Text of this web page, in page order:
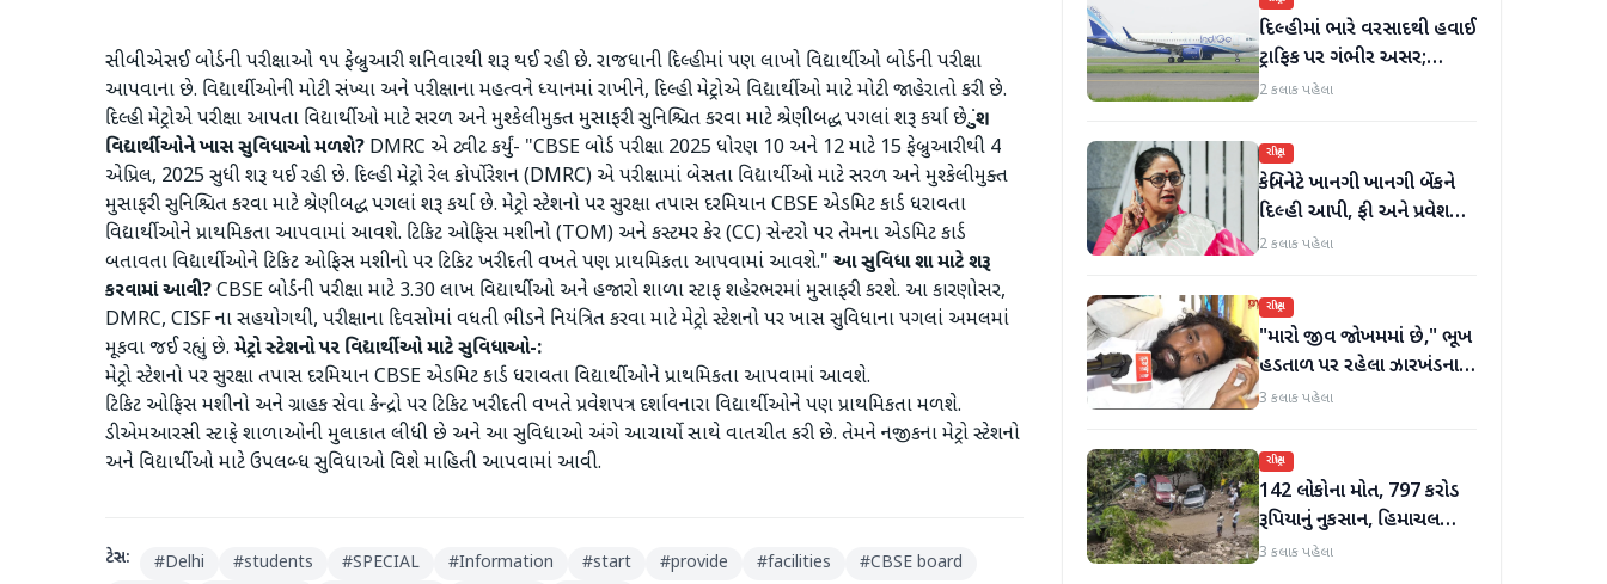
સીબીએસઈ બોર્ડની પરીક્ષાઓ ૧૫ ફેબ્રુઆરી શનિવારથી શરૂ થઈ રહી છે. રાજધાની દિલ્હીમાં પણ લાખો વિદ્યાર્થીઓ બોર્ડની પરીક્ષા
આપવાના છે. વિદ્યાર્થીઓની મોટી સંખ્યા અને પરીક્ષાના મહત્વને ધ્યાનમાં રાખીને, દિલ્હી મેટ્રોએ વિદ્યાર્થીઓ માટે મોટી જાહેરાતો કરી છે.
દિલ્હી મેટ્રોએ પરીક્ષા આપતા વિદ્યાર્થીઓ માટે સરળ અને મુશ્કેલીમુક્ત મુસાફરી સુનિશ્ચિત કરવા માટે શ્રેણીબદ્ધ પગલાં શરૂ કર્યા છે.
વિદ્યાર્થીઓને ખાસ સુવિધાઓ મળશે? DMRC એ ટ્વીટ કર્યું- "CBSE બોર્ડ પરીક્ષા 2025 ધોરણ 10 અને 12 માટે 15 ફેબ્રુઆરીથી 4
એપ્રિલ, 2025 સુધી શરૂ થઈ રહી છે. દિલ્હી મેટ્રો રેલ કોર્પોરેશન (DMRC) એ પરીક્ષામાં બેસતા વિદ્યાર્થીઓ માટે સરળ અને મુશ્કેલીમુક્ત
મુસાફરી સુનિશ્ચિત કરવા માટે શ્રેણીબદ્ધ પગલાં શરૂ કર્યા છે. મેટ્રો સ્ટેશનો પર સુરક્ષા તપાસ દરમિયાન CBSE એડમિટ કાર્ડ ધરાવતા
વિદ્યાર્થીઓને પ્રાથમિકતા આપવામાં આવશે. ટિકિટ ઓફિસ મશીનો (TOM) અને કસ્ટમર કેર (CC) સેન્ટરો પર તેમના એડમિટ કાર્ડ
બતાવતા વિદ્યાર્થીઓને ટિકિટ ઓફિસ મશીનો પર ટિકિટ ખરીદતી વખતે પણ પ્રાથમિકતા આપવામાં આવશે." આ સુવિધા શા માટે શરૂ
કરવામાં આવી?CBSE બોર્ડની પરીક્ષા માટે 3.30 લાખ વિદ્યાર્થીઓ અને હજારો શાળા સ્ટાફ શહેરભરમાં મુસાફરી કરશે. આ કારણોસર,
DMRC, CISF ના સહયોગથી, પરીક્ષાના દિવસોમાં વધતી ભીડને નિયંત્રિત કરવા માટે મેટ્રો સ્ટેશનો પર ખાસ સુવિધાના પગલાં અમલમાં
મૂકવા જઈ રહ્યું છે. મેટ્રો સ્ટેશનો પર વિદ્યાર્થીઓ માટે સુવિધાઓ-:
મેટ્રો સ્ટેશનો પર સુરક્ષા તપાસ દરમિયાન CBSE એડમિટ કાર્ડ ધરાવતા વિદ્યાર્થીઓને પ્રાથમિકતા આપવામાં આવશે.
ટિકિટ ઓફિસ મશીનો અને ગ્રાહક સેવા કેન્દ્રો પર ટિકિટ ખરીદતી વખતે પ્રવેશપત્ર દર્શાવનારા વિદ્યાર્થીઓને પણ પ્રાથમિકતા મળશે.
ડીએમઆરસી સ્ટાફે શાળાઓની મુલાકાત લીધી છે અને આ સુવિધાઓ અંગે આચાર્યો સાથે વાતચીત કરી છે. તેમને નજીકના મેટ્રો સ્ટેશનો
અને વિદ્યાર્થીઓ માટે ઉપલબ્ધ સુવિધાઓ વિશે માહિતી આપવામાં આવી.
ટેગ્સ: #Delhi #students #SPECIAL #Information #start #provide #facilities #CBSE board
દિલ્હીમાં ભારે વરસાદથી હવાઈ
ટ્રાફિક પર ગંભીર અસર;
ઈન્ડિગોએ મુસાફરો માટે
2 કલાક પહેલા
રાષ્ટ્રીય
કેબિનેટે ખાનગી ખાનગી બેંકને
દિલ્હી આપી, ફી અને પ્રવેશ
માટે નવા નિયમો વિશે જાણો
2 કલાક પહેલા
રાષ્ટ્રીય
"મારો જીવ જોખમમાં છે," ભૂખ
હડતાળ પર રહેલા ઝારખંડના
વિદ્યાર્થી નેતા દેવેન્દ્ર નાથ
3 કલાક પહેલા
રાષ્ટ્રીય
142 લોકોના મોત, 797 કરોડ
રૂપિયાનું નુકસાન, હિમાચલ
પ્રદેશમાં ભારે ચોમાસાનો સામનો
3 કલાક પહેલા